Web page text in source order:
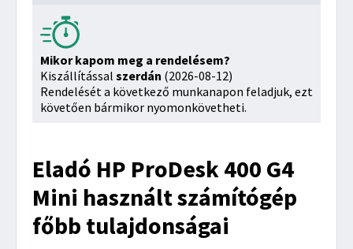
Mikor kapom meg a rendelésem?
Kiszállítással szerdán (2026-08-12)
Rendelését a következő munkanapon feladjuk, ezt
követően bármikor nyomonkövetheti.
Eladó HP ProDesk 400 G4
Mini használt számítógép
főbb tulajdonságai